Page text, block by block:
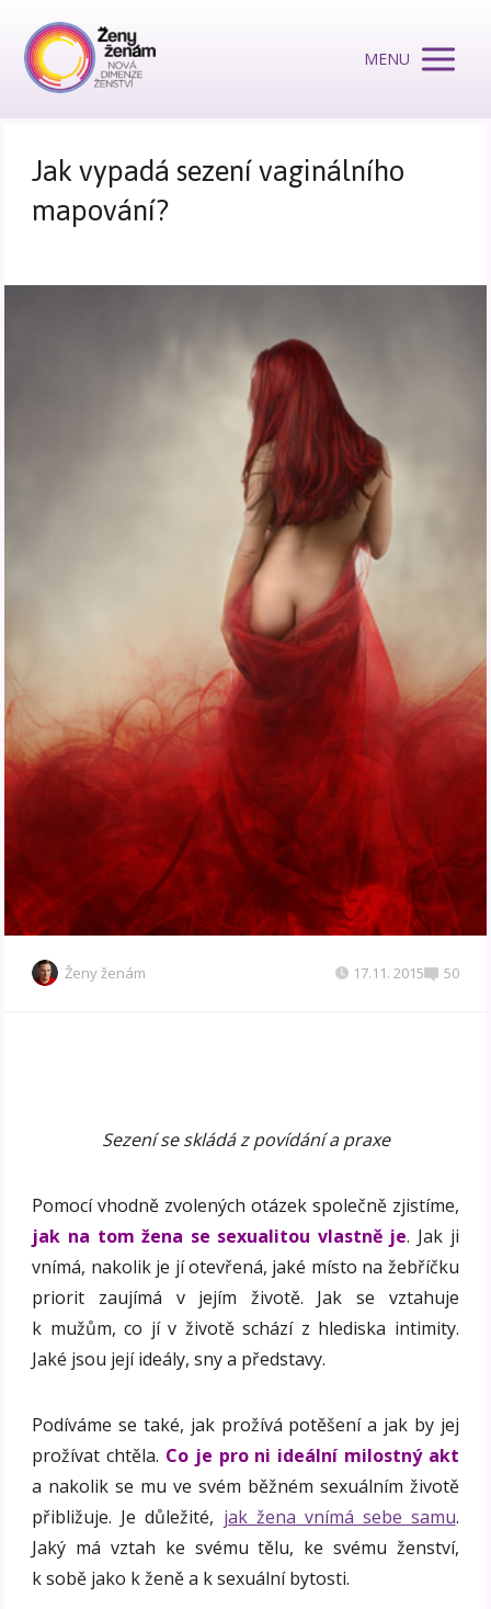
MENU
Jak vypadá sezení vaginálního
mapování?
Ženy ženám 17.11. 2015 50
Sezení se skládá z povídání a praxe
Pomocí vhodně zvolených otázek společně zjistíme,
jak na tom žena se sexualitou vlastně je. Jak ji
vnímá, nakolik je jí otevřená, jaké místo na žebříčku
priorit zaujímá v jejím životě. Jak se vztahuje
k mužům, co jí v životě schází z hlediska intimity.
Jaké jsou její ideály, sny a představy.
Podíváme se také, jak prožívá potěšení a jak by jej
prožívat chtěla. Co je pro ni ideální milostný akt
a nakolik se mu ve svém běžném sexuálním životě
přibližuje. Je důležité, jak žena vnímá sebe samu.
Jaký má vztah ke svému tělu, ke svému ženství,
k sobě jako k ženě a k sexuální bytosti.